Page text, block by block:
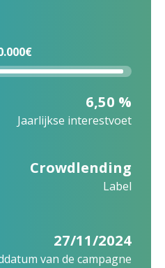
6,50 %
Jaarlijkse interestvoet
Crowdlending
Label
27/11/2024
van de campagne